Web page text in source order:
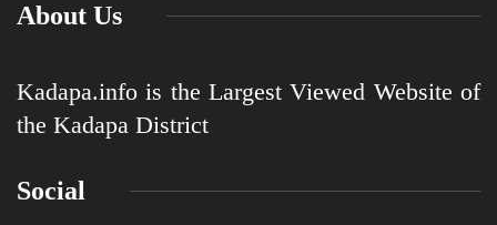
About Us
Kadapa.info is the Largest Viewed Website of
the Kadapa District
Social